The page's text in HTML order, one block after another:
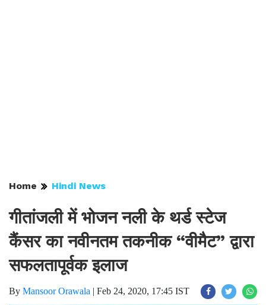
Home Hindi News
गीतांजली में भोजन नली के थर्ड स्टेज
कैंसर का नवीनतम तकनीक “वीमैट” द्वारा
सफलतापूर्वक इलाज
By Mansoor Orawala | Feb 24, 2020, 17:45 IST